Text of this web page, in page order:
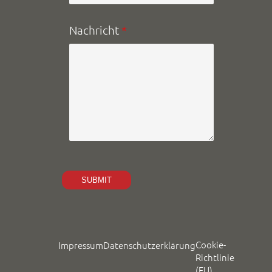
Nachricht *
ImpressumDatenschutzerklärungCookie-
Richtlinie